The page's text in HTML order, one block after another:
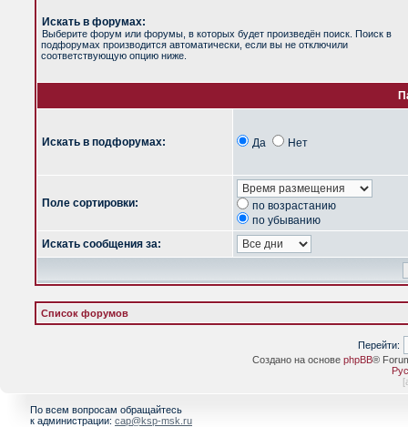
Искать в форумах:
Выберите форум или форумы, в которых будет произведён поиск. Поиск в
подфорумах производится автоматически, если вы не отключили
соответствующую опцию ниже.
Искать в подфорумах: Да Нет
Поле сортировки:
по возрастанию
по убыванию
Искать сообщения за:
Список форумов
Перейти:
Создано на основе phpBB®
[
По всем вопросам обращайтесь
к администрации: cap@ksp-msk.ru